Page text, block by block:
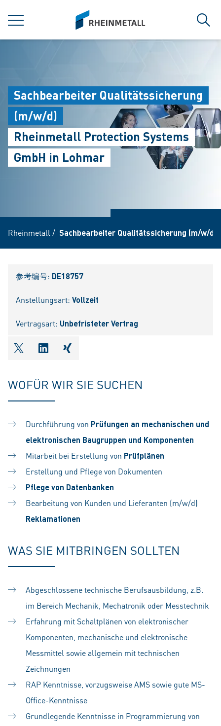
菜单
siteLogo
搜索
Sachbearbeiter Qualitätssicherung
(m/w/d)
Rheinmetall Protection Systems
GmbH in Lohmar
Rheinmetall / Sachbearbeiter Qualitätssicherung (m/w/d)
参考编号: DE18757
Anstellungsart: Vollzeit
Vertragsart: Unbefristeter Vertrag
shareOntwitter
shareOnlinkedIn
shareOnxing
WOFÜR WIR SIE SUCHEN
Durchführung von Prüfungen an mechanischen und
elektronischen Baugruppen und Komponenten
Mitarbeit bei Erstellung von Prüfplänen
Erstellung und Pflege von Dokumenten
Pflege von Datenbanken
Bearbeitung von Kunden und Lieferanten (m/w/d)
Reklamationen
WAS SIE MITBRINGEN SOLLTEN
Abgeschlossene technische Berufsausbildung, z.B.
im Bereich Mechanik, Mechatronik oder Messtechnik
Erfahrung mit Schaltplänen von elektronischer
Komponenten, mechanische und elektronische
Messmittel sowie allgemein mit technischen
Zeichnungen
RAP Kenntnisse, vorzugsweise AMS sowie gute MS-
Office-Kenntnisse
Grundlegende Kenntnisse in Programmierung von